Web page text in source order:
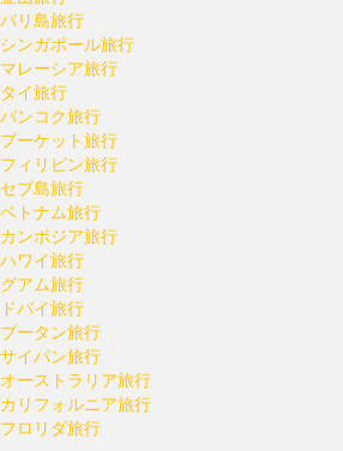
バリ島旅行
シンガポール旅行
マレーシア旅行
タイ旅行
バンコク旅行
プーケット旅行
フィリピン旅行
セブ島旅行
ベトナム旅行
カンボジア旅行
ハワイ旅行
グアム旅行
ドバイ旅行
ブータン旅行
サイパン旅行
オーストラリア旅行
カリフォルニア旅行
フロリダ旅行